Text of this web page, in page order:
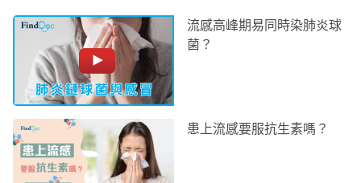
流感高峰期易同時染肺炎球
菌？
患上流感要服抗生素嗎？